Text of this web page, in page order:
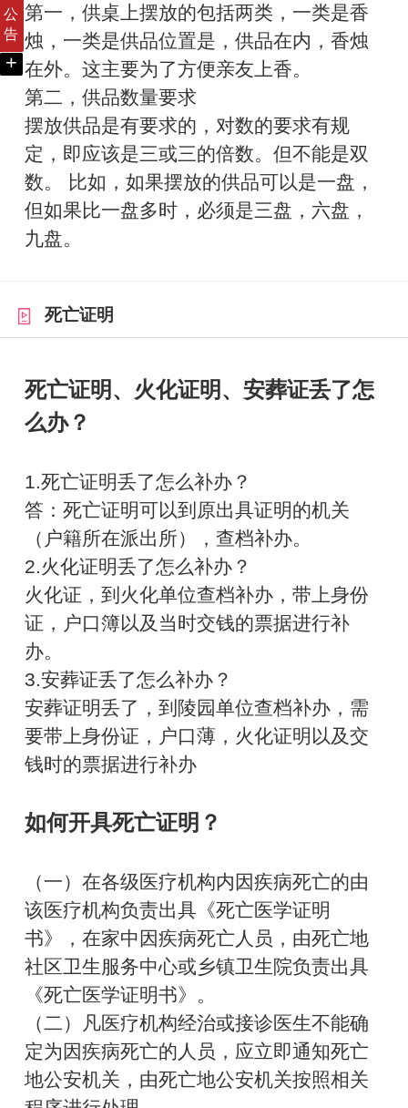
公
告
+
第一，供桌上摆放的包括两类，一类是香
烛，一类是供品位置是，供品在内，香烛
在外。这主要为了方便亲友上香。
第二，供品数量要求
摆放供品是有要求的，对数的要求有规
定，即应该是三或三的倍数。但不能是双
数。 比如，如果摆放的供品可以是一盘，
但如果比一盘多时，必须是三盘，六盘，
九盘。
死亡证明
死亡证明、火化证明、安葬证丢了怎
么办？
1.死亡证明丢了怎么补办？
答：死亡证明可以到原出具证明的机关
（户籍所在派出所），查档补办。
2.火化证明丢了怎么补办？
火化证，到火化单位查档补办，带上身份
证，户口簿以及当时交钱的票据进行补
办。
3.安葬证丢了怎么补办？
安葬证明丢了，到陵园单位查档补办，需
要带上身份证，户口薄，火化证明以及交
钱时的票据进行补办
如何开具死亡证明？
（一）在各级医疗机构内因疾病死亡的由
该医疗机构负责出具《死亡医学证明
书》，在家中因疾病死亡人员，由死亡地
社区卫生服务中心或乡镇卫生院负责出具
《死亡医学证明书》。
（二）凡医疗机构经治或接诊医生不能确
定为因疾病死亡的人员，应立即通知死亡
地公安机关，由死亡地公安机关按照相关